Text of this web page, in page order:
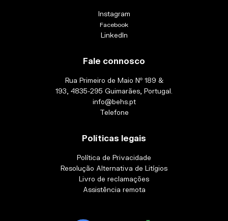
Instagram
Facebook
LinkedIn
Fale connosco
Rua Primeiro de Maio Nº 189 &
193, 4835-295 Guimarães, Portugal.
info@behs.pt
Telefone
Políticas legais
Política de Privacidade
Resolução Alternativa de Litígios
Livro de reclamações
Assistência remota